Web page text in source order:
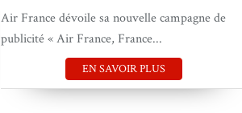
Air France dévoile sa nouvelle campagne de
publicité « Air France, France...
EN SAVOIR PLUS